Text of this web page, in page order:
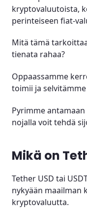
Tether-lompakko
Tetherin
Tetherin riskit
Voiko Tetheriä
Tether ja verotus
Tether-
Tether vs. muut
Tetherin haasteet
kryptovaluutoista,
perinteiseen fiat-
Mitä tämä
tienata rahaa?
Oppaassamme
toimii ja
Pyrimme
nojalla voit tehdä
Mikä on
Tether USD tai
nykyään maailman
kryptovaluutta.